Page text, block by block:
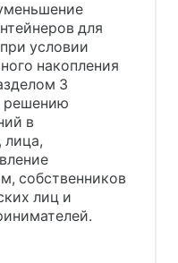
для
условии
накопления
3
решению
в
лица,
собственников
лиц и